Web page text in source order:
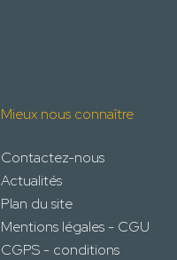
Mieux nous connaître
Contactez-nous
Actualités
Plan du site
Mentions légales - CGU
CGPS - conditions